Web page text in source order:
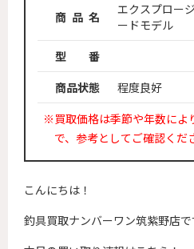
商 品 名
エクスプロー
ードモデル
型 番
商品状態
程度良好
※買取価格は季節や年数によ
で、参考としてご確認くだ
こんにちは！
釣具買取ナンバーワン筑紫野店で